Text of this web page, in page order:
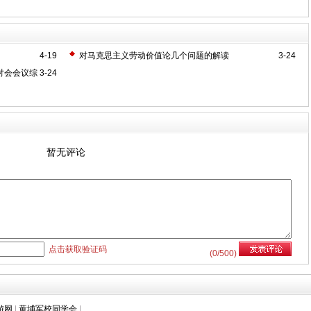
4-19 3-24
对马克思主义劳动价值论几个问题的解读
3-24
会会议综
暂无评论
(0/500)
点击获取验证码